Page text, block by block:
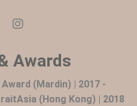
Awards
(Mardin) | 2017 -
(Hong Kong) | 2018